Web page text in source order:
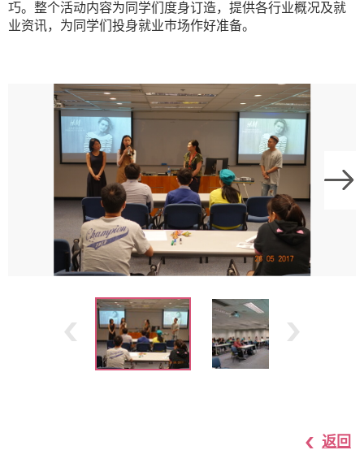
巧。整个活动内容为同学们度身订造，提供各行业概况及就
业资讯，为同学们投身就业巿场作好准备。
返回